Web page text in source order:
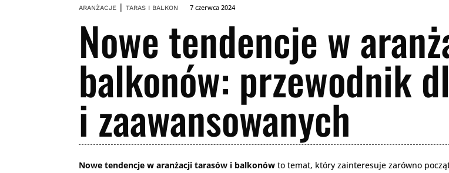
ARANŻACJE |TARAS I BALKON 7 czerwca 2024
Nowe tendencje w
balkonów: przewodnik
i zaawansowanych
Nowe tendencje w aranżacji tarasów i balkonów to temat, który zainteresuje zarówno